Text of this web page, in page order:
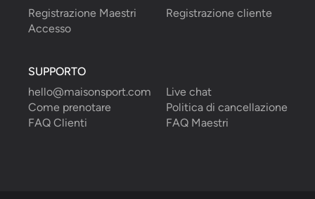
Registrazione Maestri
Registrazione cliente
Accesso
SUPPORTO
hello@maisonsport.com
Live chat
Come prenotare
Politica di cancellazione
FAQ Clienti
FAQ Maestri